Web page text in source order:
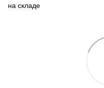
на складе